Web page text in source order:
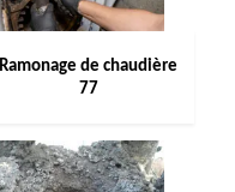
Ramonage de chaudière
77